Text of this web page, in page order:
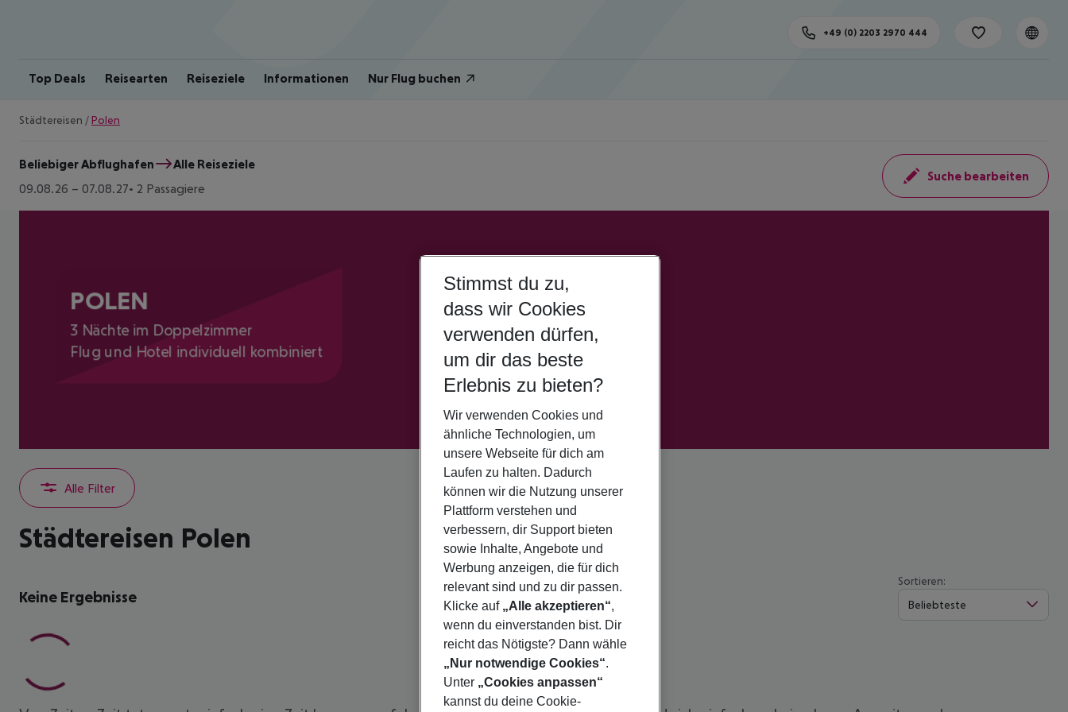
Top Deals Reisearten Reiseziele Informationen Nur Flug buchen
+49 (0) 2203 2970 444
Städtereisen / Polen
Beliebiger Abflughafen
Alle Reiseziele
09.08.26 – 07.08.27 2 Passagiere
Suche bearbeiten
POLEN
3 Nächte im Doppelzimmer
Flug und Hotel individuell kombiniert
Alle Filter
Städtereisen Polen
Keine Ergebnisse
Sortieren:
Beliebteste
Stimmst du zu,
dass wir Cookies
verwenden dürfen,
um dir das beste
Erlebnis zu bieten?
Wir verwenden Cookies und
ähnliche Technologien, um
unsere Webseite für dich am
Laufen zu halten. Dadurch
können wir die Nutzung unserer
Plattform verstehen und
verbessern, dir Support bieten
sowie Inhalte, Angebote und
Werbung anzeigen, die für dich
relevant sind und zu dir passen.
Klicke auf „Alle akzeptieren“,
wenn du einverstanden bist. Dir
reicht das Nötigste? Dann wähle
„Nur notwendige Cookies“.
Unter „Cookies anpassen“
kannst du deine Cookie-